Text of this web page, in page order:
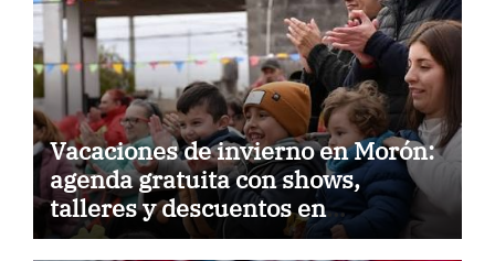
Vacaciones de invierno en Morón:
agenda gratuita con shows,
talleres y descuentos en
gastronomía